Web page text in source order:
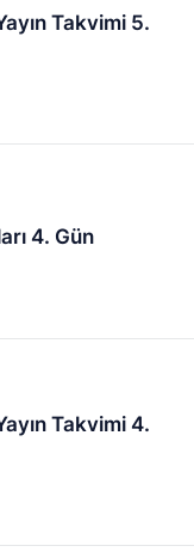
Takvimi 5.
4. Gün
Takvimi 4.